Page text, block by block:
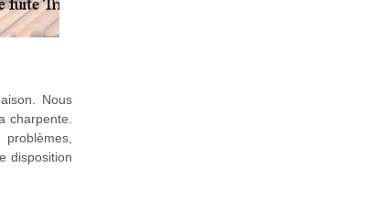
Nous
charpente.
disposition